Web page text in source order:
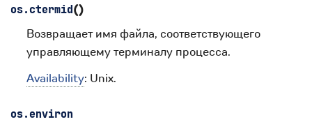
os. ctermid()
Возвращает имя файла, соответствующего
управляющему терминалу процесса.
Availability: Unix.
os. environ